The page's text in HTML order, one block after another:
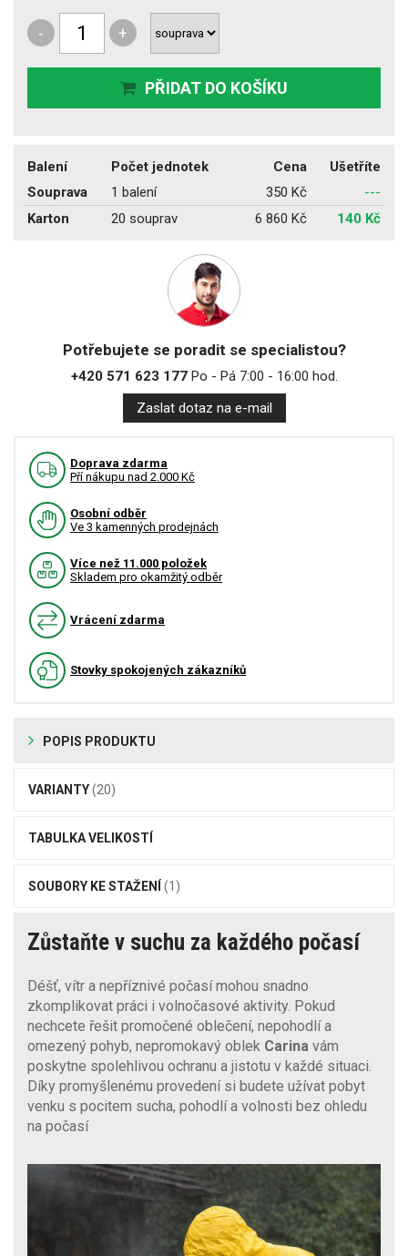
- +
PŘIDAT DO KOŠÍKU
Balení Počet jednotek Cena
Ušetříte
Souprava
1 balení 350 Kč
---
Karton
20 souprav 6 860 Kč 140 Kč
Potřebujete se poradit se specialistou?
+420 571 623 177Po - Pá 7:00 - 16:00 hod.
Zaslat dotaz na e-mail
Doprava zdarma
Pří nákupu nad 2.000 Kč
Osobní odběr
Ve 3 kamenných prodejnách
Více než 11.000 položek
Skladem pro okamžitý odběr
Vrácení zdarma
Stovky spokojených zákazníků
POPIS PRODUKTU
VARIANTY(20)
TABULKA VELIKOSTÍ
SOUBORY KE STAŽENÍ (1)
Zůstaňte v suchu za každého počasí
Déšť, vítr a nepříznivé počasí mohou snadno
zkomplikovat práci i volnočasové aktivity. Pokud
nechcete řešit promočené oblečení, nepohodlí a
omezený pohyb, nepromokavý oblek Carina vám
poskytne spolehlivou ochranu a jistotu v každé situaci.
Díky promyšlenému provedení si budete užívat pobyt
venku s pocitem sucha, pohodlí a volnosti bez ohledu
na počasí